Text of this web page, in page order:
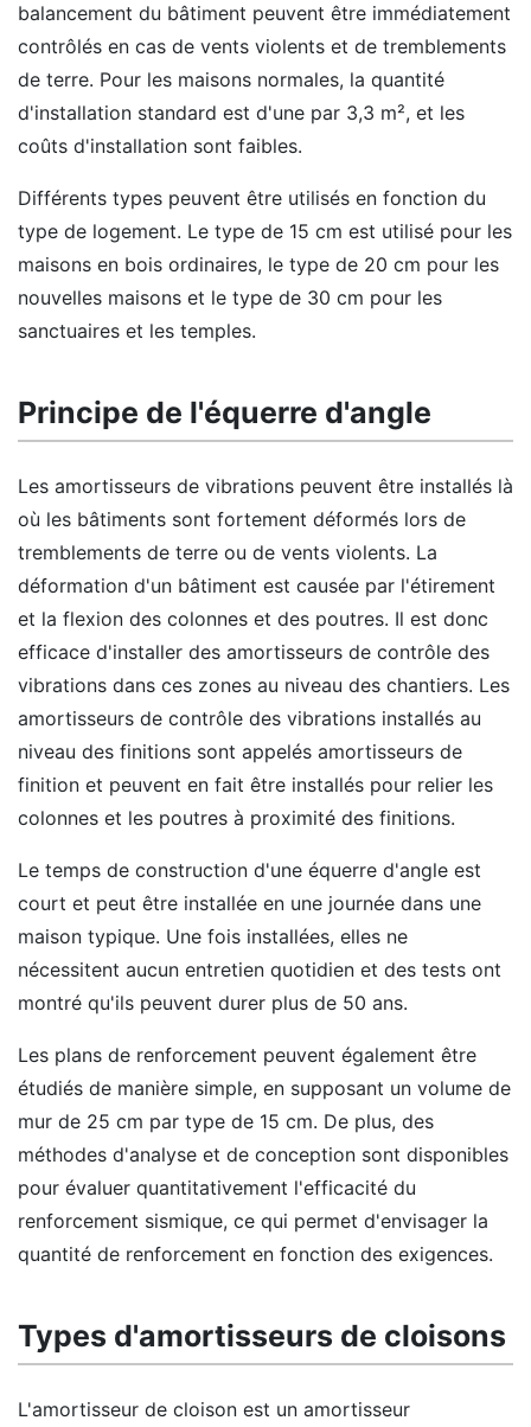
balancement du bâtiment peuvent être immédiatement
contrôlés en cas de vents violents et de tremblements
de terre. Pour les maisons normales, la quantité
d'installation standard est d'une par 3,3 m², et les
coûts d'installation sont faibles.
Différents types peuvent être utilisés en fonction du
type de logement. Le type de 15 cm est utilisé pour les
maisons en bois ordinaires, le type de 20 cm pour les
nouvelles maisons et le type de 30 cm pour les
sanctuaires et les temples.
Principe de l'équerre d'angle
Les amortisseurs de vibrations peuvent être installés là
où les bâtiments sont fortement déformés lors de
tremblements de terre ou de vents violents. La
déformation d'un bâtiment est causée par l'étirement
et la flexion des colonnes et des poutres. Il est donc
efficace d'installer des amortisseurs de contrôle des
vibrations dans ces zones au niveau des chantiers. Les
amortisseurs de contrôle des vibrations installés au
niveau des finitions sont appelés amortisseurs de
finition et peuvent en fait être installés pour relier les
colonnes et les poutres à proximité des finitions.
Le temps de construction d'une équerre d'angle est
court et peut être installée en une journée dans une
maison typique. Une fois installées, elles ne
nécessitent aucun entretien quotidien et des tests ont
montré qu'ils peuvent durer plus de 50 ans.
Les plans de renforcement peuvent également être
étudiés de manière simple, en supposant un volume de
mur de 25 cm par type de 15 cm. De plus, des
méthodes d'analyse et de conception sont disponibles
pour évaluer quantitativement l'efficacité du
renforcement sismique, ce qui permet d'envisager la
quantité de renforcement en fonction des exigences.
Types d'amortisseurs de cloisons
L'amortisseur de cloison est un amortisseur